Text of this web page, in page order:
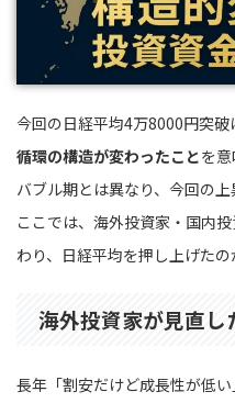
今回の日経平均4万8000円突破
循環の構造が変わったことを意
バブル期とは異なり、今回の上
ここでは、海外投資家・国内
わり、日経平均を押し上げたの
海外投資家が見直し
長年「割安だけど成長性が低い